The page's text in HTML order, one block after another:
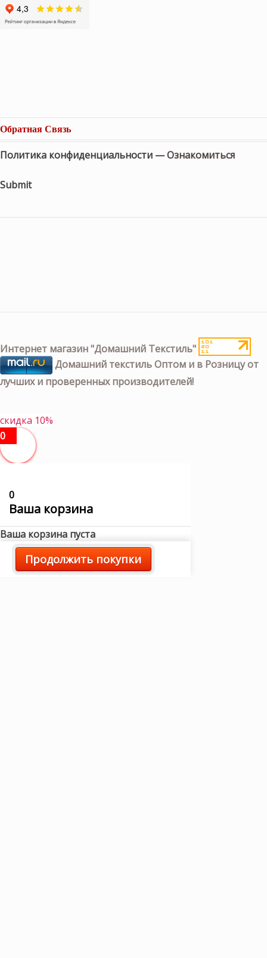
Обратная Связь
Политика конфиденциальности —Ознакомиться
Submit
Интернет магазин "Домашний Текстиль"
Домашний текстиль Оптом и в Розницу от
лучших и проверенных производителей!
скидка 10%
0
0
Ваша корзина
Ваша корзина пуста
Продолжить покупки